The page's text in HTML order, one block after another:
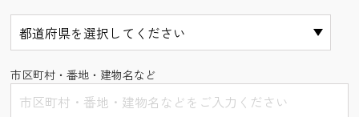
市区町村・番地・建物名など